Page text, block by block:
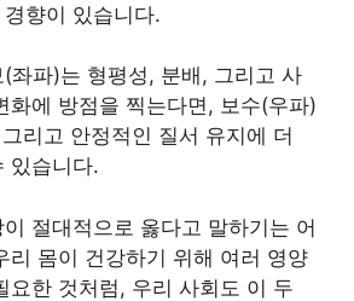
향이 있습니다.
좌파)는 형평성, 분배, 그리고 사
화에 방점을 찍는다면, 보수(우파)
리고 안정적인 질서 유지에 더
있습니다.
절대적으로 옳다고 말하기는 어
리 몸이 건강하기 위해 여러 영양
요한 것처럼, 우리 사회도 이 두